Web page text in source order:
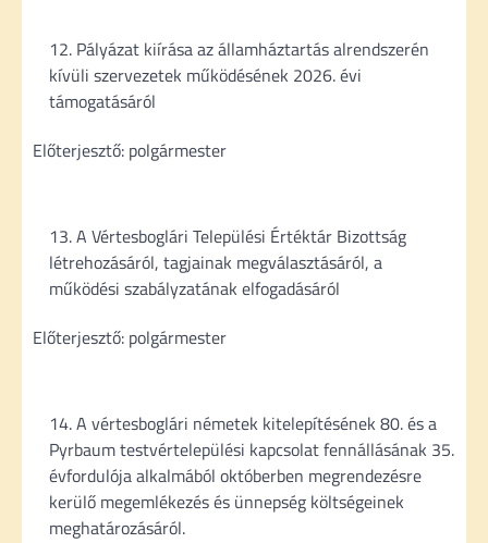
Pályázat kiírása az államháztartás alrendszerén
kívüli szervezetek működésének 2026. évi
támogatásáról
Előterjesztő: polgármester
A Vértesboglári Települési Értéktár Bizottság
létrehozásáról, tagjainak megválasztásáról, a
működési szabályzatának elfogadásáról
Előterjesztő: polgármester
A vértesboglári németek kitelepítésének 80. és a
Pyrbaum testvértelepülési kapcsolat fennállásának 35.
évfordulója alkalmából októberben megrendezésre
kerülő megemlékezés és ünnepség költségeinek
meghatározásáról.